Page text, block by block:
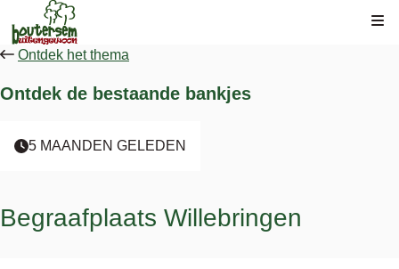
Ontdek het thema
Ontdek de bestaande bankjes
5 MAANDEN GELEDEN
Begraafplaats Willebringen